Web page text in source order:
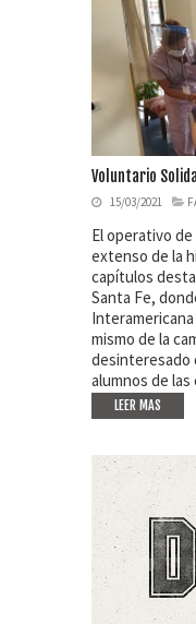
Voluntario
15/03/2021
El operativo
extenso de la
capítulos
Santa Fe,
mismo de la
desinteresado
alumnos de
LEER MAS